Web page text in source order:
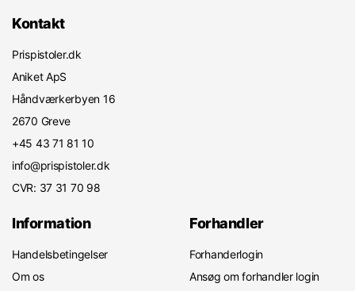
Kontakt
Prispistoler.dk
Aniket ApS
Håndværkerbyen 16
2670 Greve
+45 43 71 81 10
info@prispistoler.dk
CVR: 37 31 70 98
Information
Handelsbetingelser
Om os
Forhandler
Forhanderlogin
Ansøg om forhandler login